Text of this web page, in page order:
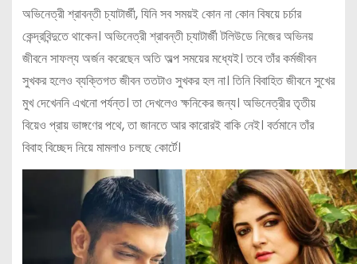
অভিনেত্রী শ্রাবন্তী চ্যাটার্জী, যিনি সব সময়ই কোন না কোন বিষয়ে চর্চার
কেন্দ্রবিন্দুতে থাকেন। অভিনেত্রী শ্রাবন্তী চ্যাটার্জী টলিউডে নিজের অভিনয়
জীবনে সাফল্য অর্জন করেছেন অতি অল্প সময়ের মধ্যেই। তবে তাঁর কর্মজীবন
সুখকর হলেও ব্যক্তিগত জীবন ততটাও সুখকর হল না। তিনি বিবাহিত জীবনে সুখের
মুখ দেখেননি এখনো পর্যন্ত। তা দেখলেও ক্ষনিকের জন্য। অভিনেত্রীর তৃতীয়
বিয়েও প্রায় ভাঙ্গণের পথে, তা জানতে আর কারোরই বাকি নেই। বর্তমানে তাঁর
বিবাহ বিচ্ছেদ নিয়ে মামলাও চলছে কোর্টে।